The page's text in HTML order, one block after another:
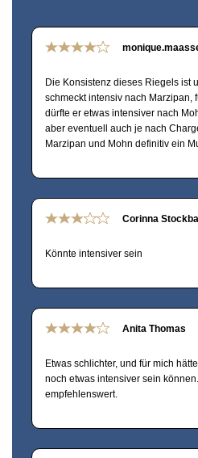
Die Konsistenz dieses Riegels ist
schmeckt intensiv nach Marzipan,
dürfte er etwas intensiver nach
aber eventuell auch je nach
Marzipan und Mohn definitiv ein
Corinna
Könnte intensiver sein
Anita Thomas
Etwas schlichter, und für mich
noch etwas intensiver sein
empfehlenswert.